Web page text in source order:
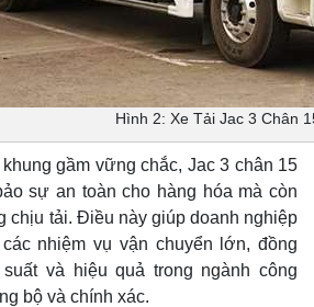
Hình 2: Xe Tải Jac 3 Chân
gầm vững chắc, Jac 3 chân 15
sự an toàn cho hàng hóa mà còn
chịu tải. Điều này giúp doanh nghiệp
nhiệm vụ vận chuyển lớn, đồng
và hiệu quả trong ngành công
bộ và chính xác.